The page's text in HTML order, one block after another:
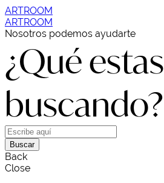
ARTROOM
ARTROOM
Nosotros podemos ayudarte
¿Qué estas
buscando?
Buscar
Back
Close